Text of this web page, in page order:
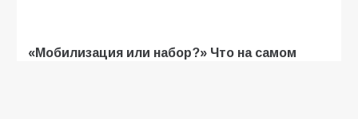
«Мобилизация или набор?» Что на самом